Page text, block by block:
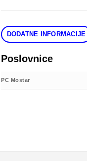
DODATNE INFORMACIJE
Poslovnice
PC Mostar